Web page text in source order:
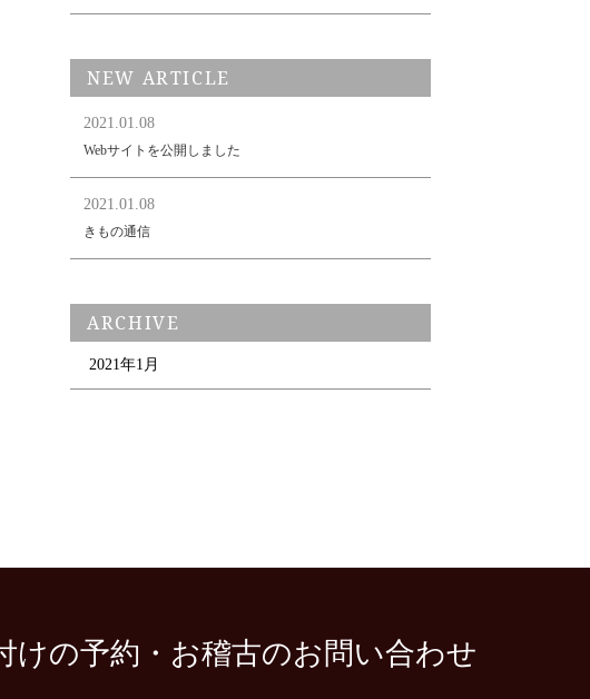
NEW ARTICLE
2021.01.08
Webサイトを公開しました
2021.01.08
きもの通信
ARCHIVE
2021年1月
けの予約・ お稽古のお問い合わせ